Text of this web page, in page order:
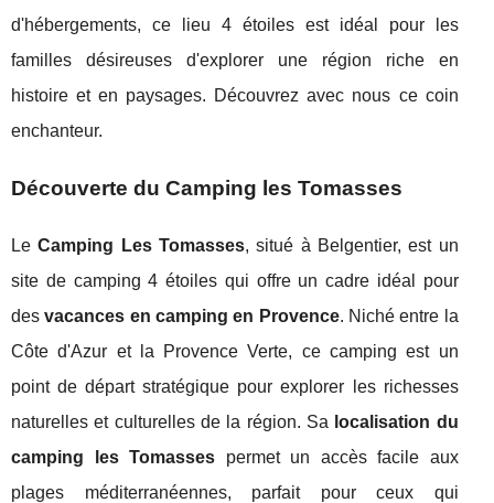
d'hébergements, ce lieu 4 étoiles est idéal pour les
familles désireuses d'explorer une région riche en
histoire et en paysages. Découvrez avec nous ce coin
enchanteur.
Découverte du Camping les Tomasses
LeCamping Les Tomasses, situé à Belgentier, est un
site de camping 4 étoiles qui offre un cadre idéal pour
desvacances en camping en Provence. Niché entre la
Côte d'Azur et la
Provence Verte, ce camping est un
point de départ stratégique pour explorer les richesses
naturelles et culturelles de la région. Sa localisation du
camping les Tomasses permet un accès facile aux
plages méditerranéennes, parfait pour ceux qui